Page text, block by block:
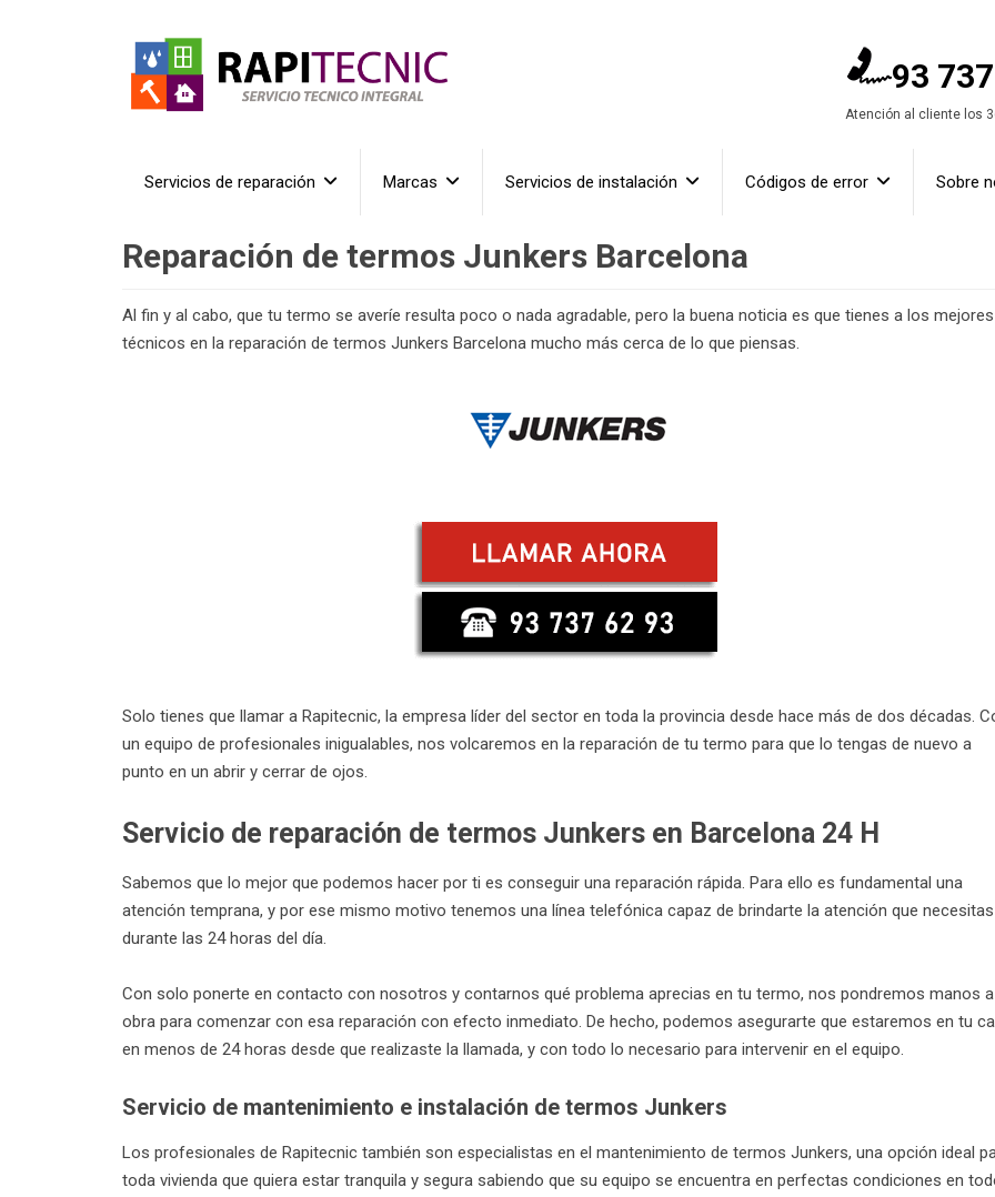
93
Atención al cliente los
Servicios de reparación Marcas Servicios de instalación Códigos de error Sobre
Reparación de termos Junkers Barcelona
Al fin y al cabo, que tu termo se averíe resulta poco o nada agradable, pero la buena noticia es que tienes a los mejores
técnicos en la reparación de termos Junkers Barcelona mucho más cerca de lo que piensas.
Solo tienes que llamar a Rapitecnic, la empresa líder del sector en toda la provincia desde hace más de dos décadas.
un equipo de profesionales inigualables, nos volcaremos en la reparación de tu termo para que lo tengas de nuevo a
punto en un abrir y cerrar de ojos.
Servicio de reparación de termos Junkers en Barcelona 24 H
Sabemos que lo mejor que podemos hacer por ti es conseguir una reparación rápida. Para ello es fundamental una
atención temprana, y por ese mismo motivo tenemos una línea telefónica capaz de brindarte la atención que necesitas
durante las 24 horas del día.
Con solo ponerte en contacto con nosotros y contarnos qué problema aprecias en tu termo, nos pondremos manos
obra para comenzar con esa reparación con efecto inmediato. De hecho, podemos asegurarte que estaremos en tu
en menos de 24 horas desde que realizaste la llamada, y con todo lo necesario para intervenir en el equipo.
Servicio de mantenimiento e instalación de termos Junkers
Los profesionales de Rapitecnic también son especialistas en el mantenimiento de termos Junkers, una opción ideal
toda vivienda que quiera estar tranquila y segura sabiendo que su equipo se encuentra en perfectas condiciones en